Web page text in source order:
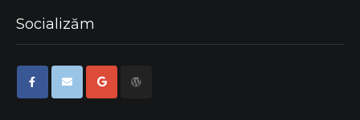
Socializăm